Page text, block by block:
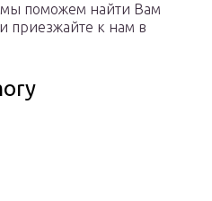
мы поможем найти Вам
приезжайте к нам в